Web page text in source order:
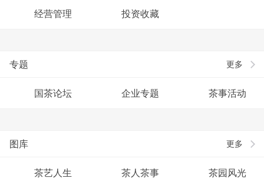
经营管理
投资收藏
更多
专题
国茶论坛 企业专题 茶事活动
更多
图库
茶艺人生 茶人茶事
茶园风光